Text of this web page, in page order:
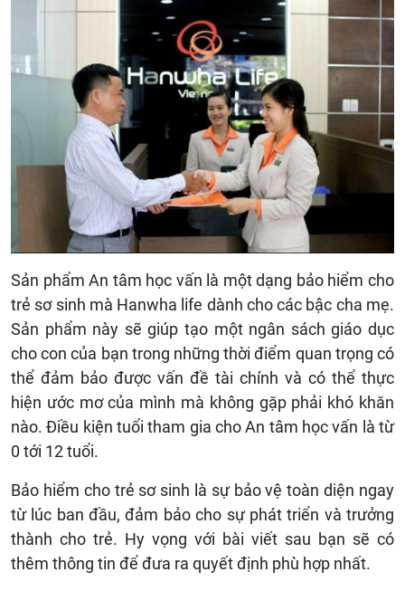
Sản phẩm An tâm học vấn là một dạng bảo hiểm cho
trẻ sơ sinh mà Hanwha life dành cho các bậc cha mẹ.
Sản phẩm này sẽ giúp tạo một ngân sách giáo dục
cho con của bạn trong những thời điểm quan trọng có
thể đảm bảo được vấn đề tài chính và có thể thực
hiện ước mơ của mình mà không gặp phải khó khăn
nào. Điều kiện tuổi tham gia cho An tâm học vấn là từ
0 tới 12 tuổi.
Bảo hiểm cho trẻ sơ sinh là sự bảo vệ toàn diện ngay
từ lúc ban đầu, đảm bảo cho sự phát triển và trưởng
thành cho trẻ. Hy vọng với bài viết sau bạn sẽ có
thêm thông tin để đưa ra quyết định phù hợp nhất.